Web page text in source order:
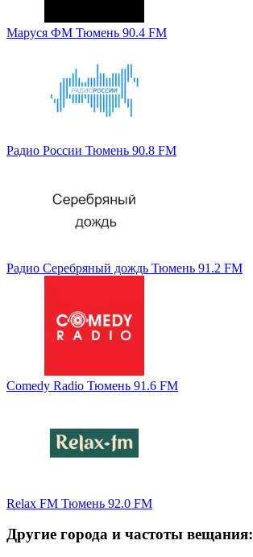
Маруся ФМ Тюмень 90.4 FM
Радио России Тюмень 90.8 FM
Радио Серебряный дождь Тюмень 91.2 FM
Comedy Radio Тюмень 91.6 FM
Relax FM Тюмень 92.0 FM
Другие города и частоты вещания: